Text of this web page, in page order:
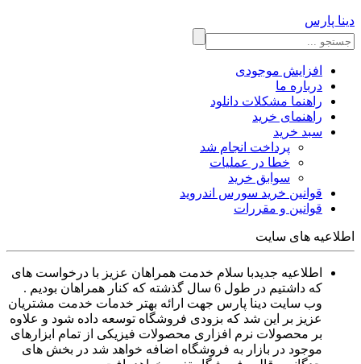
دینا پارس
افزایش موجودی
درباره ما
راهنما مشکلات دانلود
راهنمای خرید
سبد خرید
پرداخت انجام شد
خطا در عملیات
سوابق خرید
قوانین خرید سورس اندروید
قوانین و مقررات
اطلاعیه های سایت
اطلاعیه جدیدبا سلام خدمت همراهان عزیز با درخواست های
که داشتیم در طول 6 سال گذشته که کنار همراهان بودیم .
وب سایت دینا پارس جهت ارائه بهتر خدمات خدمت مشتریان
عزیز بر این شد که بزودی فروشگاه توسعه داده شود و علاوه
بر محصولات نرم افزاری محصولات فیزیکی از تمام ابزارهای
موجود در بازار به فروشگاه اضافه خواهد شد در بخش های